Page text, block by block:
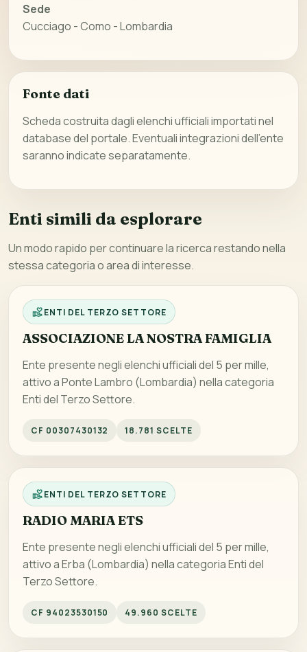
Sede
Cucciago - Como - Lombardia
Fonte dati
Scheda costruita dagli elenchi ufficiali importati nel
database del portale. Eventuali integrazioni dell’ente
saranno indicate separatamente.
Enti simili da esplorare
Un modo rapido per continuare la ricerca restando nella
stessa categoria o area di interesse.
ENTI DEL TERZO SETTORE
ASSOCIAZIONE LA NOSTRA FAMIGLIA
Ente presente negli elenchi ufficiali del 5 per mille,
attivo a Ponte Lambro (Lombardia) nella categoria
Enti del Terzo Settore.
CF 00307430132 18.781 SCELTE
ENTI DEL TERZO SETTORE
RADIO MARIA ETS
Ente presente negli elenchi ufficiali del 5 per mille,
attivo a Erba (Lombardia) nella categoria Enti del
Terzo Settore.
CF 94023530150 49.960 SCELTE